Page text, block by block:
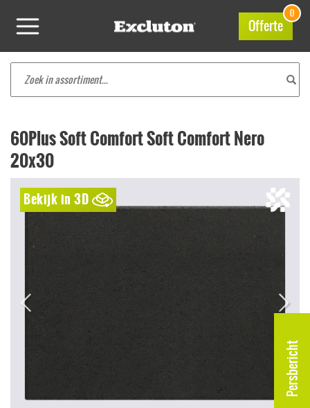
Persbericht
Offerte
0
60Plus Soft Comfort Soft Comfort Nero
20x30
Bekijk in 3D